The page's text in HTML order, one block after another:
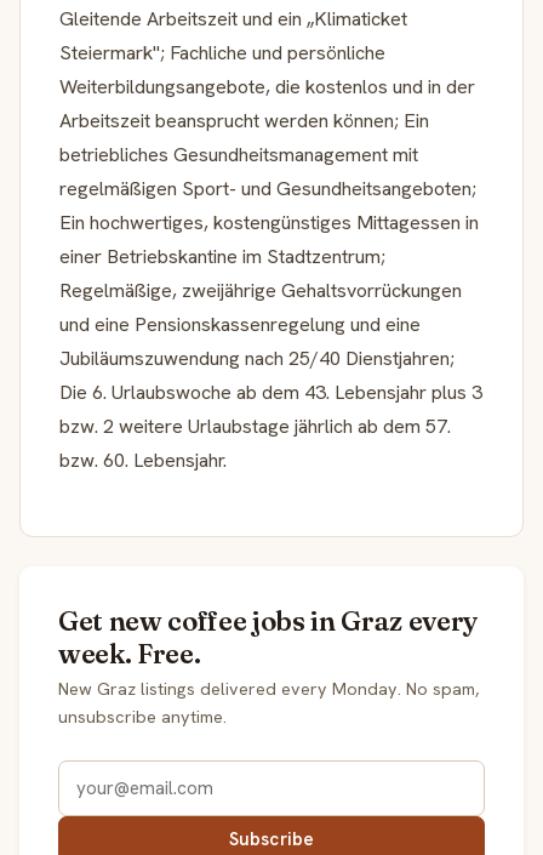
Gleitende Arbeitszeit und ein „Klimaticket
Steiermark"; Fachliche und persönliche
Weiterbildungsangebote, die kostenlos und in der
Arbeitszeit beansprucht werden können; Ein
betriebliches Gesundheitsmanagement mit
regelmäßigen Sport- und Gesundheitsangeboten;
Ein hochwertiges, kostengünstiges Mittagessen in
einer Betriebskantine im Stadtzentrum;
Regelmäßige, zweijährige Gehaltsvorrückungen
und eine Pensionskassenregelung und eine
Jubiläumszuwendung nach 25/40 Dienstjahren;
Die 6. Urlaubswoche ab dem 43. Lebensjahr plus 3
bzw. 2 weitere Urlaubstage jährlich ab dem 57.
bzw. 60. Lebensjahr.
Get new coffee jobs in Graz every
week. Free.
New Graz listings delivered every Monday. No spam,
unsubscribe anytime.
Subscribe